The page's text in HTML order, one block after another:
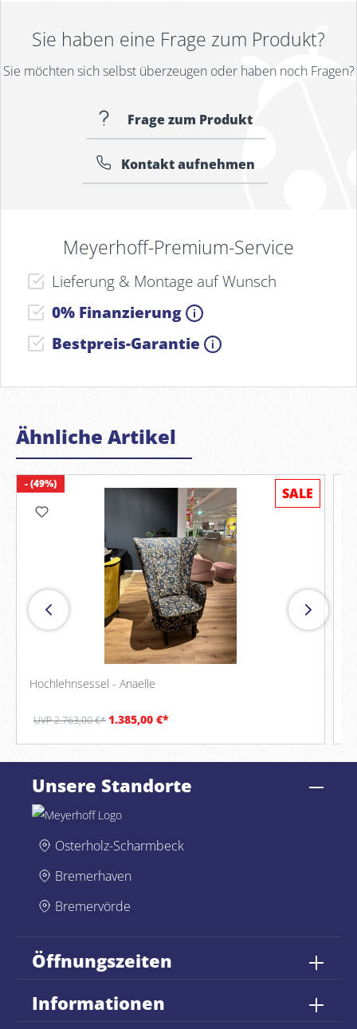
Sie haben eine Frage zum Produkt?
Sie möchten sich selbst überzeugen oder haben noch Fragen?
Frage zum Produkt
Kontakt aufnehmen
Meyerhoff-Premium-Service
Lieferung & Montage auf Wunsch
0% Finanzierung
Bestpreis-Garantie
Ähnliche Artikel
- (49%)
Hochlehnsessel - Anaelle
UVP 2.763,00 €*1.385,00 €*
SALE
Unsere Standorte
Osterholz-Scharmbeck
Bremerhaven
Bremervörde
Öffnungszeiten
Informationen